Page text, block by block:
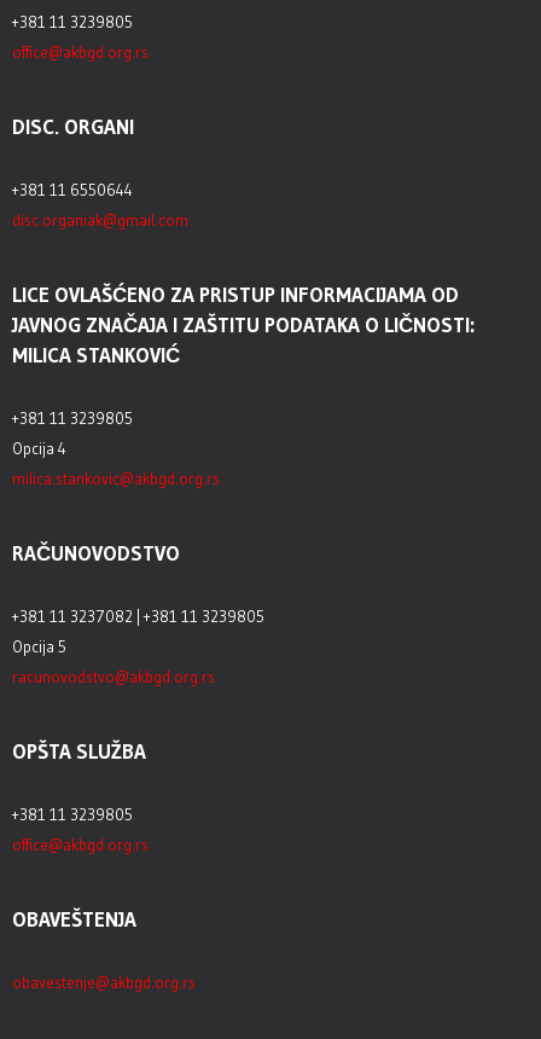
+381 11 3239805
office@akbgd.org.rs
DISC. ORGANI
+381 11 6550644
disc.organiak@gmail.com
LICE OVLAŠĆENO ZA PRISTUP INFORMACIJAMA OD
JAVNOG ZNAČAJA I ZAŠTITU PODATAKA O LIČNOSTI:
MILICA STANKOVIĆ
+381 11 3239805
Opcija 4
milica.stankovic@akbgd.org.rs
RAČUNOVODSTVO
+381 11 3237082 | +381 11 3239805
Opcija 5
racunovodstvo@akbgd.org.rs
OPŠTA SLUŽBA
+381 11 3239805
office@akbgd.org.rs
OBAVEŠTENJA
obavestenje@akbgd.org.rs